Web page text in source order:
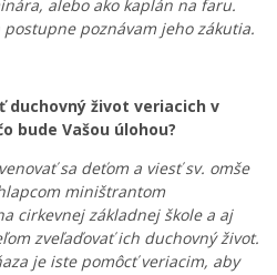
alebo ako kaplán na faru.
poznávam jeho zákutia.
život veriacich v
bude Vašou úlohou?
sa deťom a viesť sv. omše
miništrantom
cirkevnej základnej škole a aj
zveľaďovať ich duchovný život.
je iste pomôcť veriacim, aby